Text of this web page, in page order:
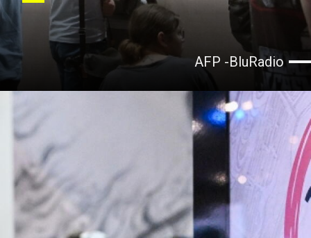
AFP -BluRadio